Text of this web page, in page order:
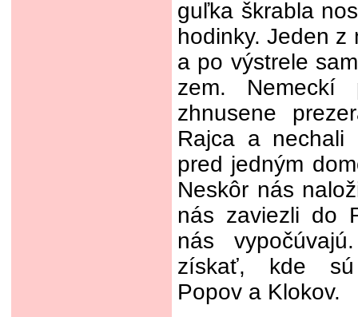
guľka škrabla
hodinky. Jeden z
a po výstrele
zem. Nemeckí
zhnusene
Rajca a
pred jedným
Neskôr nás
nás zaviezli do
nás
získať, kde sú
Popov a Klokov.